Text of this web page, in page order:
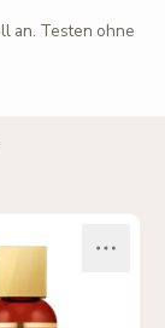
an. Testen ohne